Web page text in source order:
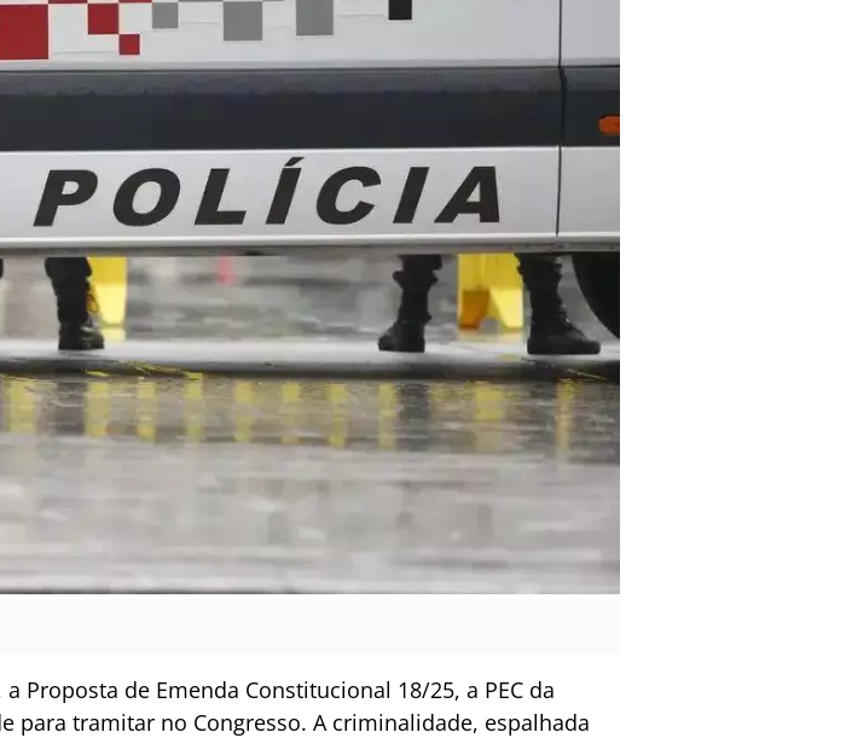
Proposta de Emenda Constitucional 18/25, a PEC da
para tramitar no Congresso. A criminalidade, espalhada